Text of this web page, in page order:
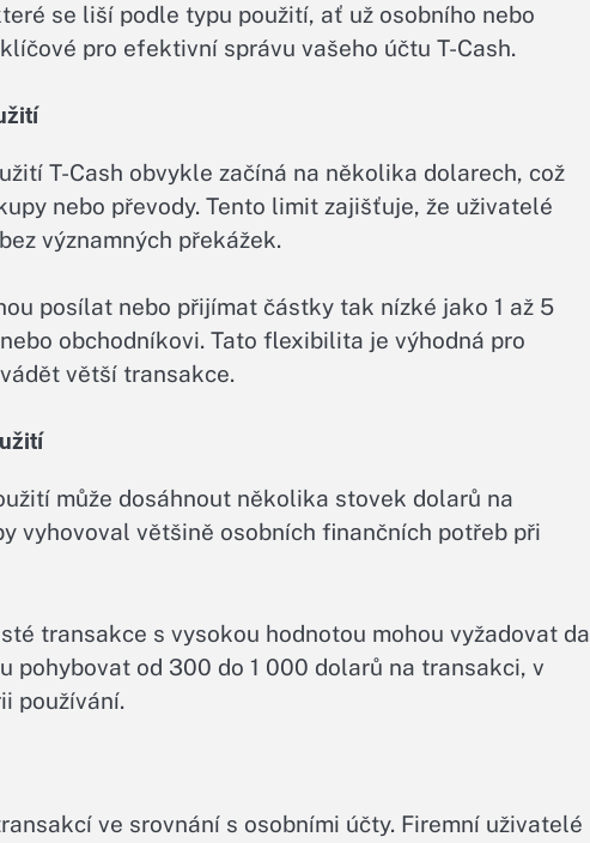
se liší podle typu použití, ať už osobního nebo
pro efektivní správu vašeho účtu T-Cash.
T-Cash obvykle začíná na několika dolarech, což
nebo převody. Tento limit zajišťuje, že uživatelé
významných překážek.
posílat nebo přijímat částky tak nízké jako 1 až 5
obchodníkovi. Tato flexibilita je výhodná pro
větší transakce.
může dosáhnout několika stovek dolarů na
vyhovoval většině osobních finančních potřeb při
transakce s vysokou hodnotou mohou vyžadovat
pohybovat od 300 do 1 000 dolarů na transakci, v
používání.
ve srovnání s osobními účty. Firemní uživatelé